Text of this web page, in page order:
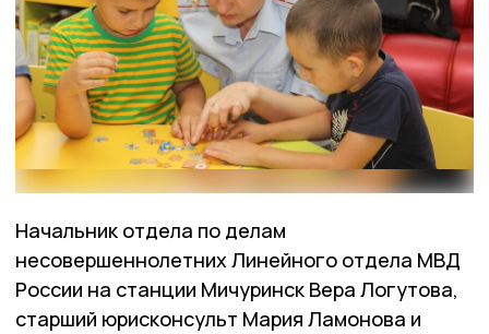
Начальник отдела по делам
несовершеннолетних Линейного отдела МВД
России на станции Мичуринск Вера Логутова,
старший юрисконсульт Мария Ламонова и